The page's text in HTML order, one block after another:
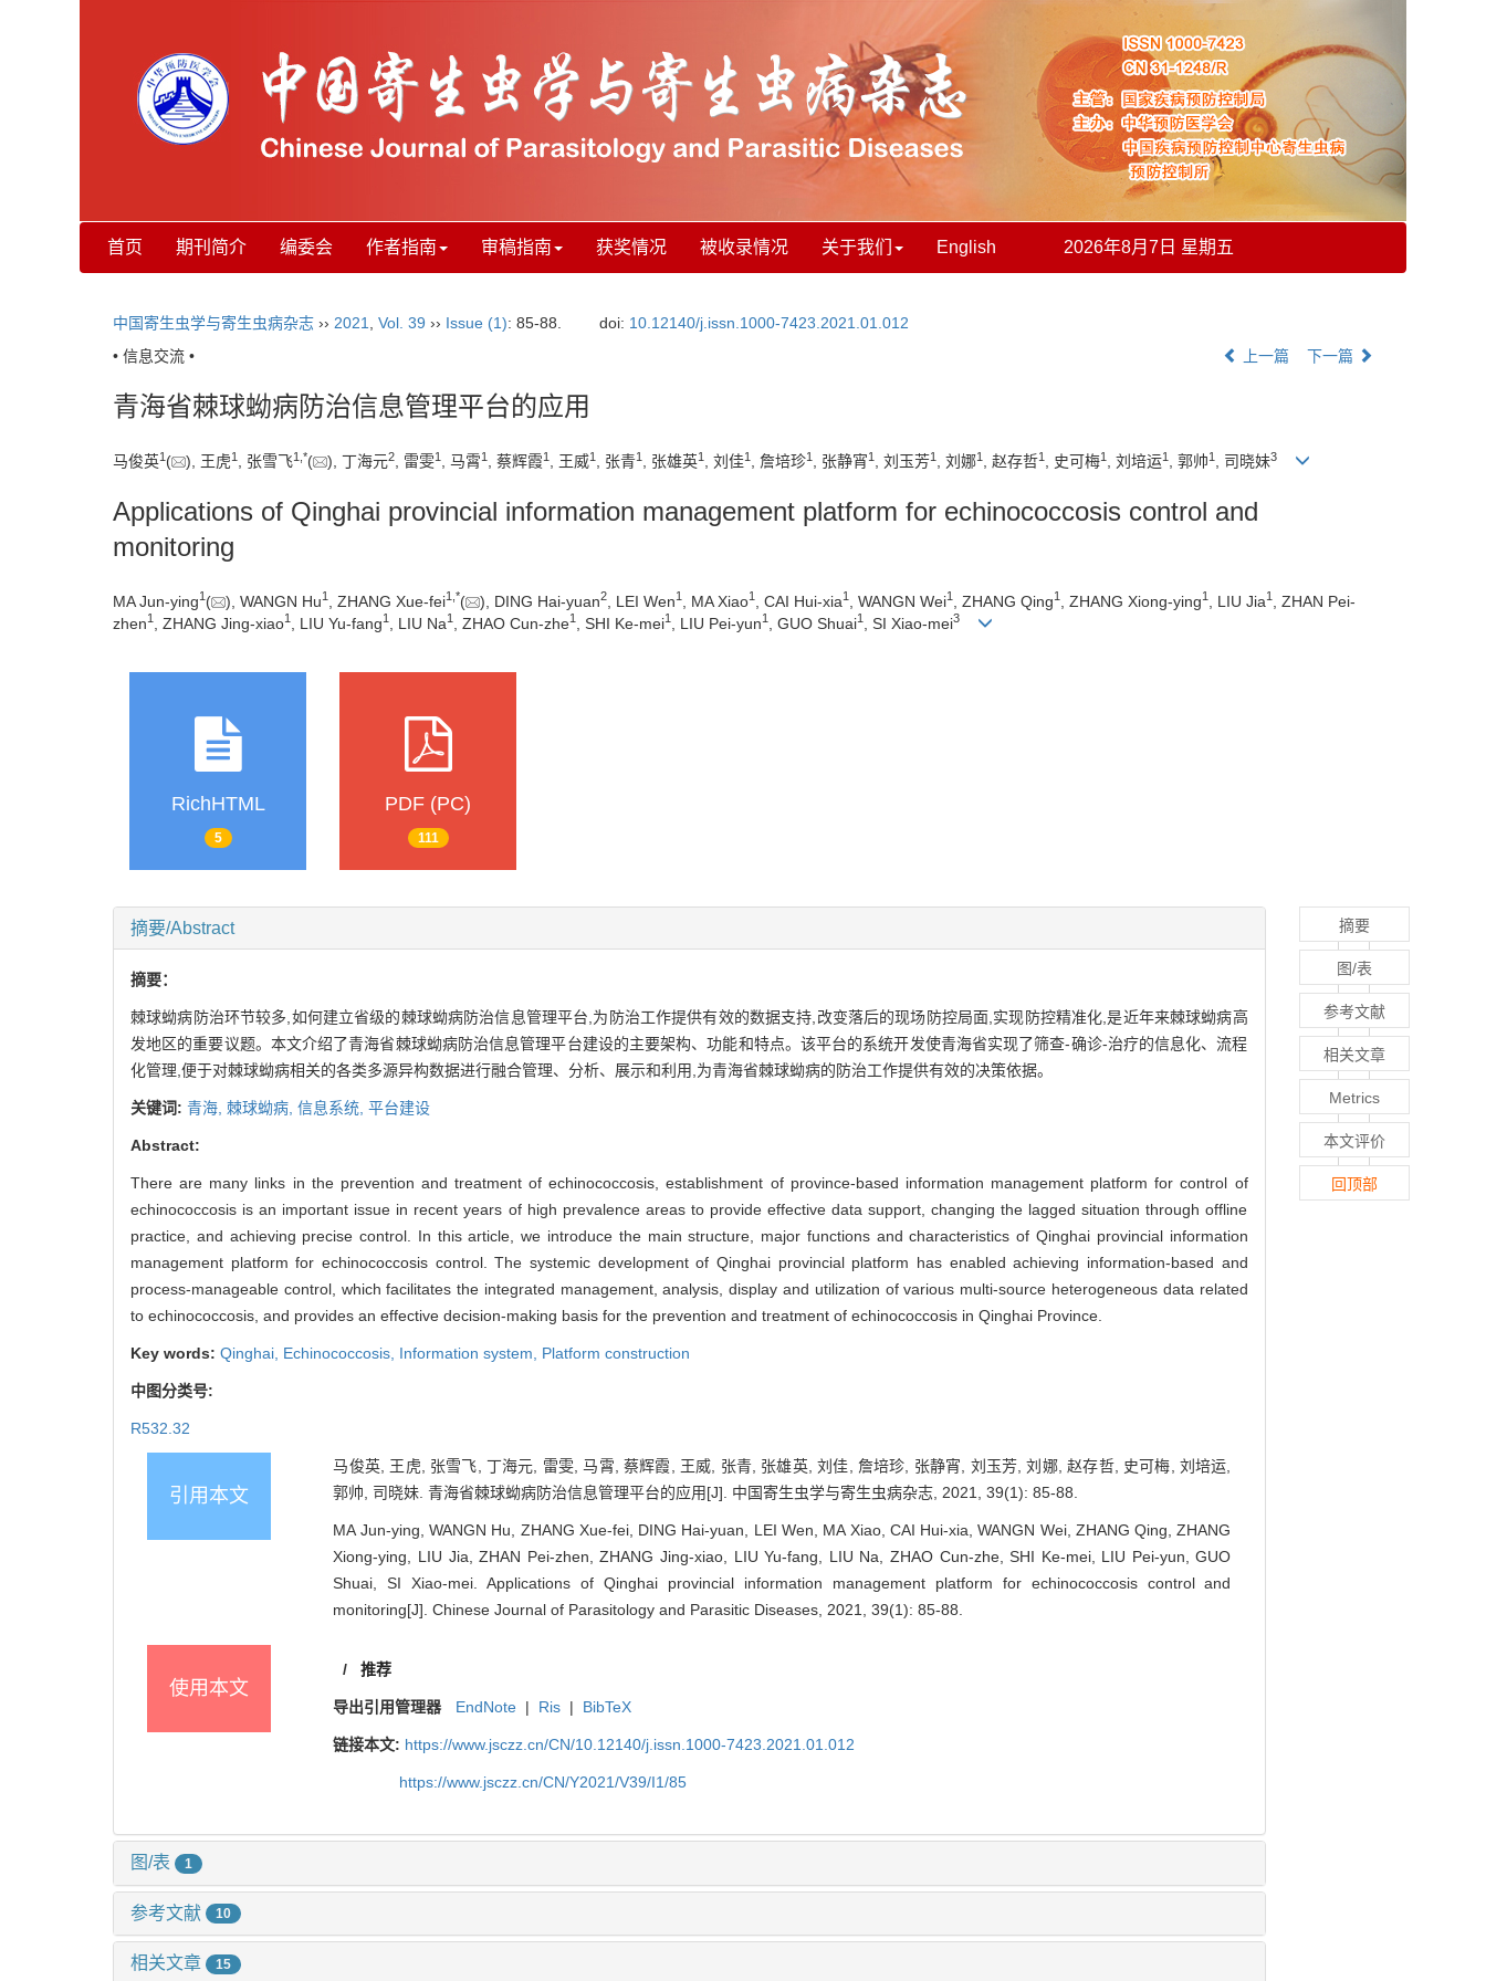
首页 期刊简介 编委会 作者指南 审稿指南 获奖情况 被收录情况 关于我们 English 2026年8月7日 星期五
中国寄生虫学与寄生虫病杂志 ›› 2021 Vol. 39 ›› Issue (1): 85-88. doi: 10.12140/j.issn.1000-7423.2021.01.012
• 信息交流 •
上一篇 下一篇
青海省棘球蚴病防治信息管理平台的应用
马俊英1 ( ), 王虎1 , 张雪飞1 *( ), 丁海元2 , 雷雯1 , 马霄1 , 蔡辉霞1 , 王威1 , 张青1 , 张雄英1 , 刘佳1 , 詹培珍1 , 张静宵1 , 刘玉芳1 , 刘娜1 , 赵存哲1 , 史可梅1 , 刘培运1 , 郭帅1 , 司晓妹3
Applications of Qinghai provincial information management platform for echinococcosis control and
monitoring
MA Jun-ying1 ( ), WANGN Hu1 , ZHANG Xue-fei1 *( ), DING Hai-yuan2 , LEI Wen1 , MA Xiao1 , CAI Hui-xia1 , WANGN Wei1 , ZHANG Qing1 , ZHANG Xiong-ying1 , LIU Jia1
, ZHAN Pei-
zhen1 , ZHANG Jing-xiao1 , LIU Yu-fang1 , LIU Na1 , ZHAO Cun-zhe1 , SHI Ke-mei1 , LIU Pei-yun1 , GUO Shuai1 , SI Xiao-mei3
RichHTML
5
PDF (PC)
111
摘要/Abstract
摘要：
棘球蚴病防治环节较多,如何建立省级的棘球蚴病防治信息管理平台,为防治工作提供有效的数据支持,改变落后的现场防控局面,实现防控精准化,是近年来棘球蚴病高
发地区的重要议题。本文介绍了青海省棘球蚴病防治信息管理平台建设的主要架构、功能和特点。该平台的系统开发使青海省实现了筛查-确诊-治疗的信息化、流程
化管理,便于对棘球蚴病相关的各类多源异构数据进行融合管理、分析、展示和利用,为青海省棘球蚴病的防治工作提供有效的决策依据。
关键词: 青海, 棘球蚴病, 信息系统, 平台建设
Abstract:
There are many links in the prevention and treatment of echinococcosis, establishment of province-based information management platform for control of
echinococcosis is an important issue in recent years of high prevalence areas to provide effective data support, changing the lagged situation through offline
practice, and achieving precise control. In this article, we introduce the main structure, major functions and characteristics of Qinghai provincial information
management platform for echinococcosis control. The systemic development of Qinghai provincial platform has enabled achieving information-based and
process-manageable control, which facilitates the integrated management, analysis, display and utilization of various multi-source heterogeneous data related
to echinococcosis, and provides an effective decision-making basis for the prevention and treatment of echinococcosis in Qinghai Province.
Key words: Qinghai, Echinococcosis, Information system, Platform construction
中图分类号:
R532.32
引用本文
马俊英, 王虎, 张雪飞, 丁海元, 雷雯, 马霄, 蔡辉霞, 王威, 张青, 张雄英, 刘佳, 詹培珍, 张静宵, 刘玉芳, 刘娜, 赵存哲, 史可梅, 刘培运,
郭帅, 司晓妹. 青海省棘球蚴病防治信息管理平台的应用[J]. 中国寄生虫学与寄生虫病杂志, 2021, 39(1): 85-88.
MA Jun-ying, WANGN Hu, ZHANG Xue-fei, DING Hai-yuan, LEI Wen, MA Xiao, CAI Hui-xia, WANGN Wei, ZHANG Qing, ZHANG
Xiong-ying, LIU Jia, ZHAN Pei-zhen, ZHANG Jing-xiao, LIU Yu-fang, LIU Na, ZHAO Cun-zhe, SHI Ke-mei, LIU Pei-yun, GUO
Shuai, SI Xiao-mei. Applications of Qinghai provincial information management platform for echinococcosis control and
monitoring[J]. Chinese Journal of Parasitology and Parasitic Diseases, 2021, 39(1): 85-88.
使用本文
/ 推荐
导出引用管理器 EndNote | Ris | BibTeX
链接本文: https://www.jsczz.cn/CN/10.12140/j.issn.1000-7423.2021.01.012
https://www.jsczz.cn/CN/Y2021/V39/I1/85
图/表 1
参考文献 10
相关文章 15
摘要
图/表
参考文献
相关文章
Metrics
本文评价
回顶部